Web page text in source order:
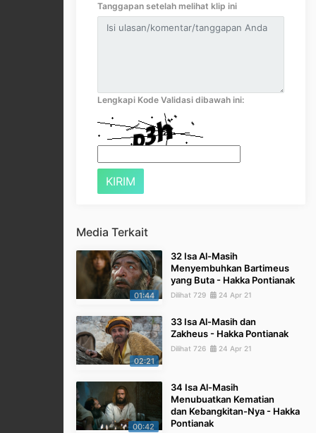
Tanggapan setelah melihat klip ini
Lengkapi Kode Validasi dibawah ini:
Media Terkait
01:44
32 Isa Al-Masih
Menyembuhkan Bartimeus
yang Buta - Hakka Pontianak
Dilihat 729 24 Apr 21
02:21
33 Isa Al-Masih dan
Zakheus - Hakka Pontianak
Dilihat 726 24 Apr 21
00:42
34 Isa Al-Masih
Menubuatkan Kematian
dan Kebangkitan-Nya - Hakka
Pontianak